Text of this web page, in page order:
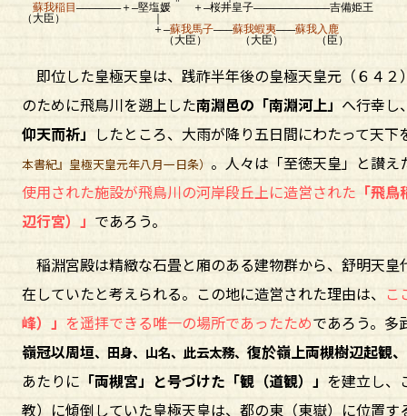
蘇我稲目 ―――――――＋―堅塩媛 ＋―桜井皇子――――――――――――吉備姫王
（大臣） ｜
＋―蘇我馬子―――蘇我蝦夷―――蘇我入鹿
（大臣） （大臣） （臣）
即位した皇極天皇は、践祚半年後の皇極天皇元（６４２
のために飛鳥川を遡上した南淵邑の「南淵河上」 へ行幸し
仰天而祈」 したところ、大雨が降り五日間にわたって天下
本書紀』皇極天皇元年八月一日条） 。人々は「至徳天皇」と讃え
使用された施設が飛鳥川の河岸段丘上に造営された 「飛
辺行宮）」 であろう。
稲淵宮殿は精緻な石畳と廂のある建物群から、舒明天皇
在していたと考えられる。この地に造営された理由は、 こ
峰）」 を遥拝できる唯一の場所であったためであろう。多
嶺冠以周垣、田身、山名、此云太務、 復於嶺上両槻樹辺起観
あたりに 「両槻宮」と号づけた「観（道観）」 を建立し、
教）に傾倒していた皇極天皇は、都の東（東嶽）に位置す